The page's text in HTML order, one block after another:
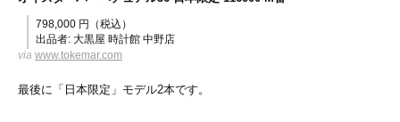
798,000 円（税込）
出品者: 大黒屋 時計館 中野店
via www.tokemar.com
最後に「日本限定」モデル2本です。